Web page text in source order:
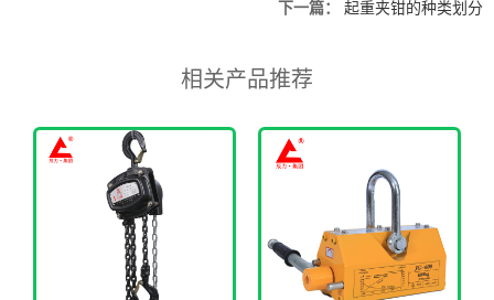
下一篇： 起重夹钳的种类划分
相关产品推荐